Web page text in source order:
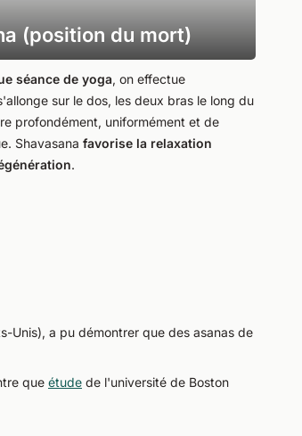
(position du mort)
séance de yoga, on effectue
sur le dos, les deux bras le long du
profondément, uniformément et de
Shavasana favorise la relaxation
.
Unis), a pu démontrer que des asanas de
que étude de l'université de Boston